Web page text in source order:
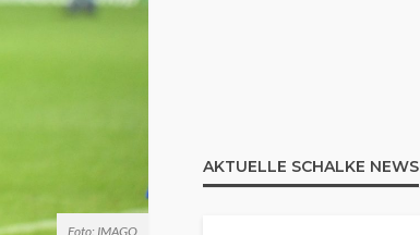
Foto: IMAGO
AKTUELLE SCHALKE NEWS